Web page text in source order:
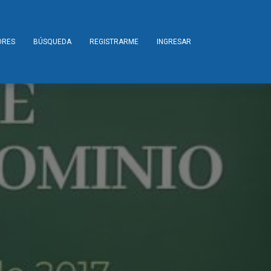
BÚSQUEDA REGISTRARME INGRESAR